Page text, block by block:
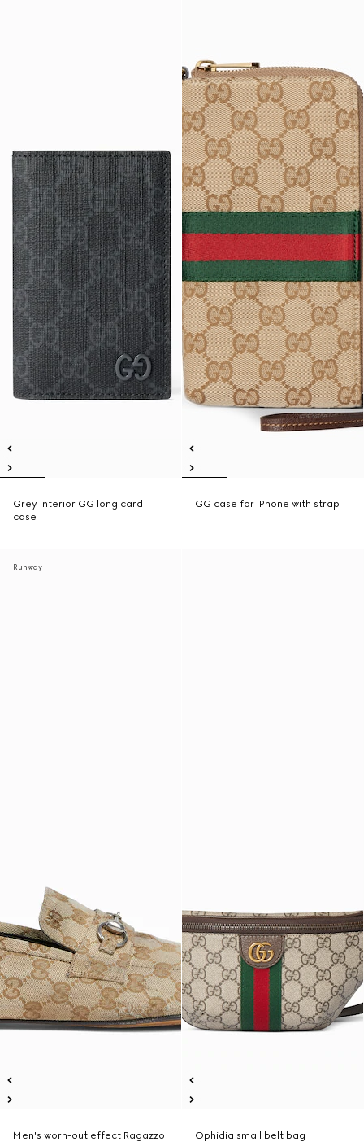
Grey interior GG long card
case
GG case for iPhone with strap
Runway
Men's worn-out effect Ragazzo
Ophidia small belt bag